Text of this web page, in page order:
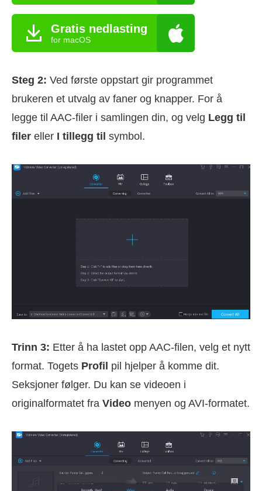
Gratis nedlasting
for macOS
Steg 2: Ved første oppstart gir programmet
brukeren et utvalg av faner og knapper. For å
legge til AAC-filer i samlingen din, og velg Legg til
filer eller I tillegg til symbol.
Trinn 3: Etter å ha lastet opp AAC-filen, velg et nytt
format. Togets Profil pil hjelper å komme dit.
Seksjoner følger. Du kan se videoen i
originalformatet fra Video menyen og AVI-formatet.